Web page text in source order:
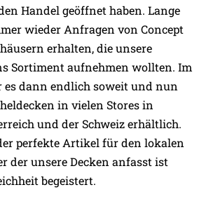
Handel geöffnet haben. Lange
wieder Anfragen von Concept
erhalten, die unsere
Sortiment aufnehmen wollten. Im
es dann endlich soweit und nun
in vielen Stores in
und der Schweiz erhältlich.
perfekte Artikel für den lokalen
der unsere Decken anfasst ist
begeistert.